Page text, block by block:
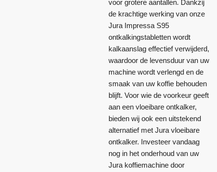
voor grotere aantallen. Dankzij
de krachtige werking van onze
Jura Impressa S95
ontkalkingstabletten wordt
kalkaanslag effectief verwijderd,
waardoor de levensduur van uw
machine wordt verlengd en de
smaak van uw koffie behouden
blijft. Voor wie de voorkeur geeft
aan een vloeibare ontkalker,
bieden wij ook een uitstekend
alternatief met Jura vloeibare
ontkalker. Investeer vandaag
nog in het onderhoud van uw
Jura koffiemachine door